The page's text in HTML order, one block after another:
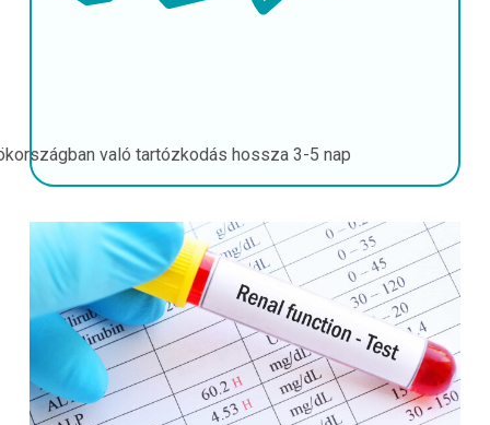
való tartózkodás hossza 3-5 nap